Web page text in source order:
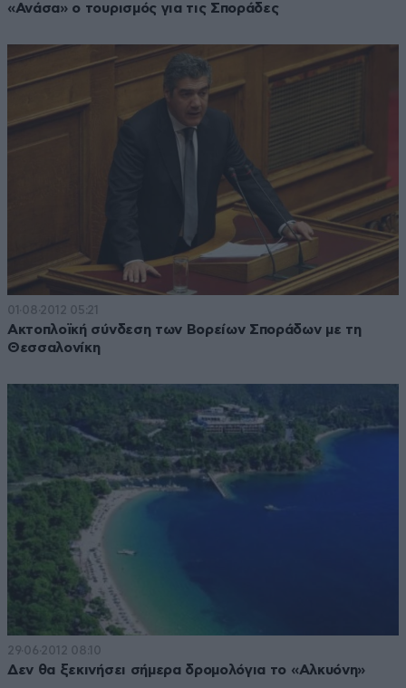
«Ανάσα» ο τουρισμός για τις Σποράδες
01·08·2012 05:21
Ακτοπλοϊκή σύνδεση των Βορείων Σποράδων με τη
Θεσσαλονίκη
29·06·2012 08:10
Δεν θα ξεκινήσει σήμερα δρομολόγια το «Αλκυόνη»